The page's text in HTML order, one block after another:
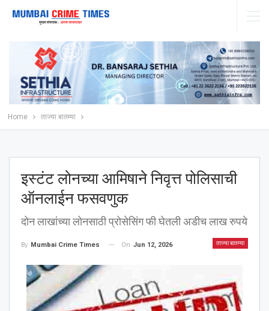
Home ताज्या बातम्या
इस्टंट लोनच्या आमिषाने निवृत्त पोलिसाची
ऑनलाईन फसवणुक
दोन लाखांच्या लोनसाठी प्रोसेसिंग फी घेतली अडीच लाख रुपये
ताज्या बातम्या
By Mumbai Crime Times On Jun 12, 2026